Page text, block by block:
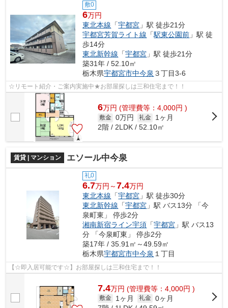
敷0
6万円
東北本線 「宇都宮 」駅 徒歩21分
宇都宮芳賀ライト線 「駅東公園前 」駅 徒
歩14分
東北新幹線 「宇都宮 」駅 徒歩21分
築31年 / 52.10㎡
栃木県宇都宮市中今泉 ３丁目3-6
☆リモート紹介・ご案内実施中★お部屋探しは三和住宅まで！！
6万円 (管理費等：4,000円 )
敷金 0万円 礼金
1ヶ月
2階 / 2LDK / 52.10㎡
賃貸 | マンション エソール中今泉
礼0
6.7万円～7.4万円
東北本線 「宇都宮 」駅 徒歩30分
東北新幹線 「宇都宮 」駅 バス13分 「今
泉町東」 停歩2分
湘南新宿ライン宇須 「宇都宮 」駅 バス13
分 「今泉町東」 停歩2分
築17年 / 35.91㎡～49.59㎡
栃木県宇都宮市中今泉 １丁目
【☆即入居可能です☆】お部屋探しは三和住宅まで！！
7.4万円 (管理費等：4,000円 )
敷金 1ヶ月 礼金 0ヶ月